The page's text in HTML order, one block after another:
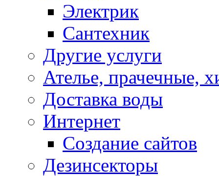
Электрик
Сантехник
Другие услуги
Ателье, прачечные,
Доставка воды
Интернет
Создание сайтов
Дезинсекторы